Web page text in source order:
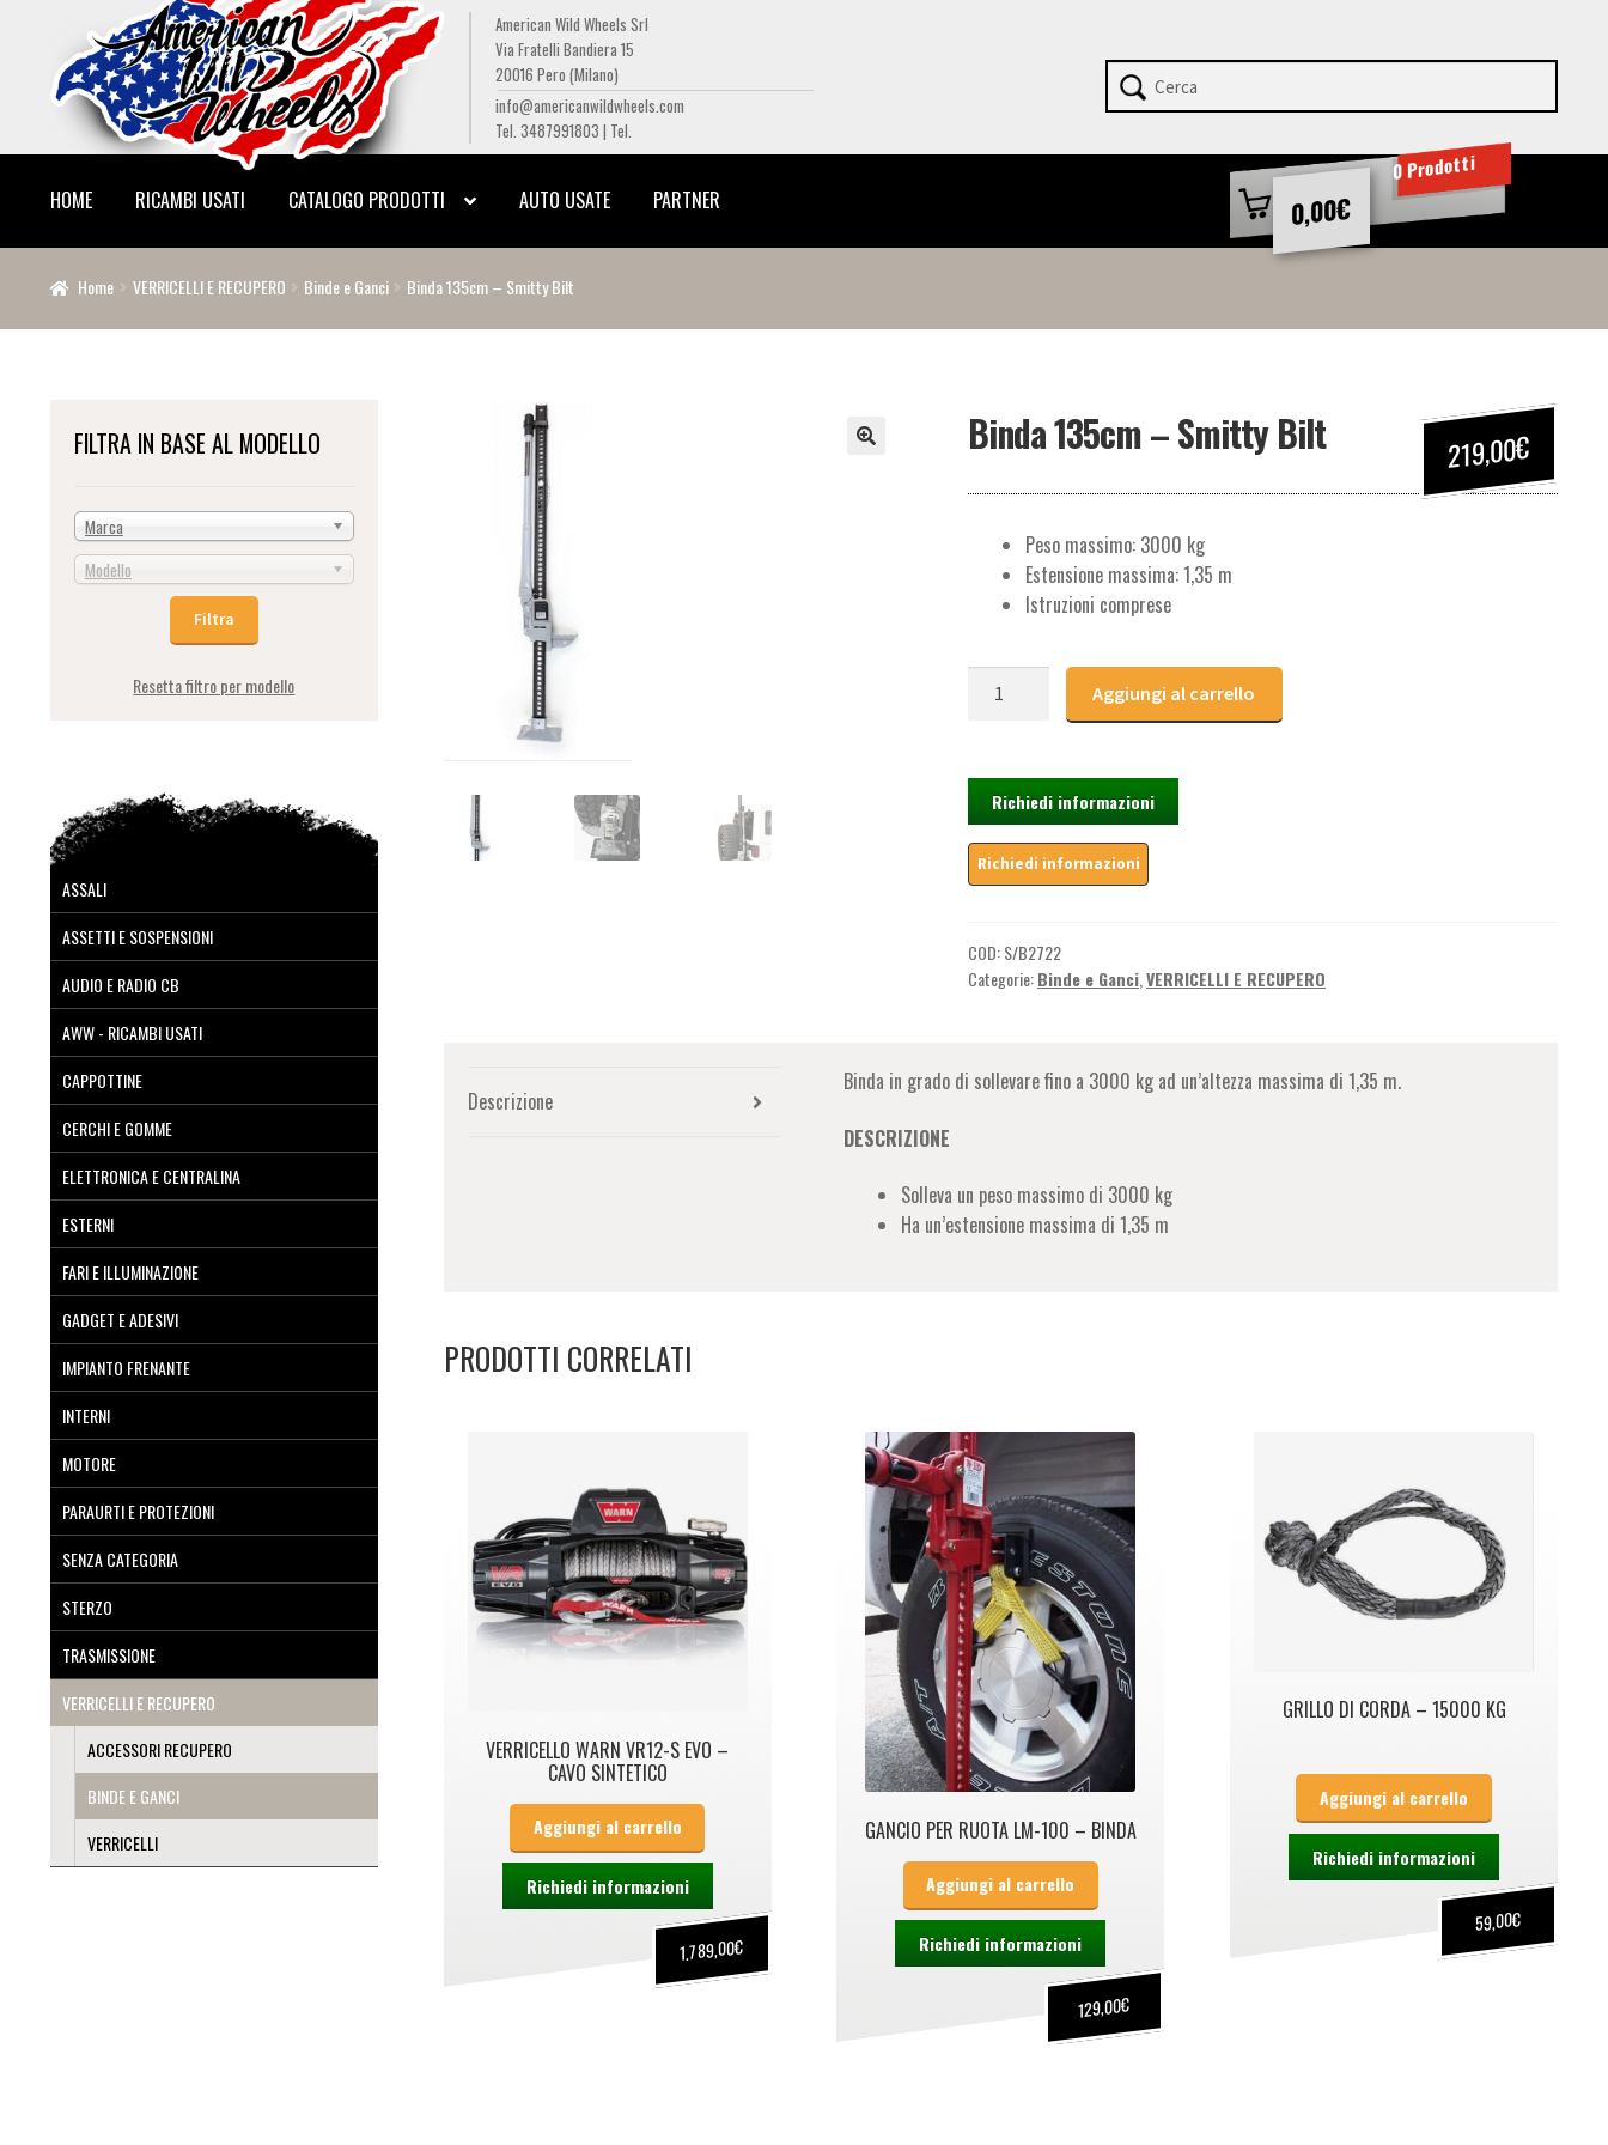
Vai
alla
navigazione
Vai
al
contenuto
HOME RICAMBI USATI CATALOGO PRODOTTI AUTO USATE PARTNER 0,00€
0 Prodotti
Home VERRICELLI E RECUPERO Binde e Ganci Binda 135cm – Smitty Bilt
American Wild Wheels Srl
Via Fratelli Bandiera 15
20016 Pero (Milano)
info@americanwildwheels.com
Tel. 3487991803 | Tel.
Binda 135cm – Smitty Bilt 219,00€
Peso massimo: 3000 kg
Estensione massima: 1,35 m
Istruzioni comprese
Binda
135cm
quantità
Aggiungi al carrello
Richiedi informazioni
COD:S/B2722
Categorie:Binde e Ganci,VERRICELLI E RECUPERO
Descrizione
Binda in grado di sollevare fino a 3000 kg ad un’altezza massima di 1,35 m.
DESCRIZIONE
Solleva un peso massimo di 3000 kg
Ha un’estensione massima di 1,35 m
PRODOTTI CORRELATI
VERRICELLO WARN VR12-S EVO –
CAVO SINTETICO
1.789,00€
Aggiungi al carrello
Richiedi informazioni
GANCIO PER RUOTA LM-100 – BINDA
129,00€
Aggiungi al carrello
Richiedi informazioni
GRILLO DI CORDA – 15000 KG
59,00€
Aggiungi al carrello
Richiedi informazioni
FILTRA IN BASE AL MODELLO
Marca
Modello
Resetta filtro per modello
ASSALI
ASSETTI E SOSPENSIONI
AUDIO E RADIO CB
AWW - RICAMBI USATI
CAPPOTTINE
CERCHI E GOMME
ELETTRONICA E CENTRALINA
ESTERNI
FARI E ILLUMINAZIONE
GADGET E ADESIVI
IMPIANTO FRENANTE
INTERNI
MOTORE
PARAURTI E PROTEZIONI
SENZA CATEGORIA
STERZO
TRASMISSIONE
VERRICELLI E RECUPERO
ACCESSORI RECUPERO
BINDE E GANCI
VERRICELLI